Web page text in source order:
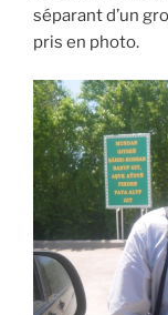
séparant d’un
pris en photo.